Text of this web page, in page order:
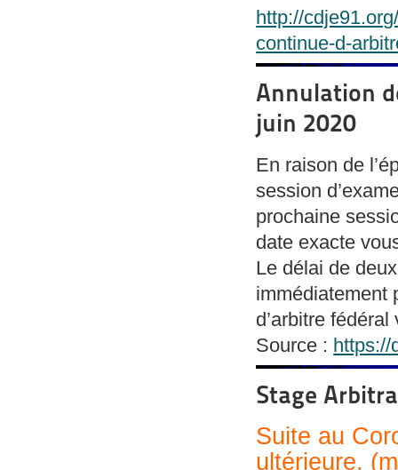
http://
continue-d-
Annulation
juin 2020
En raison de
session
prochaine
date exacte
Le délai de
immédiatement
d’arbitre
Source : https://
Stage
Suite au
ultérieure.